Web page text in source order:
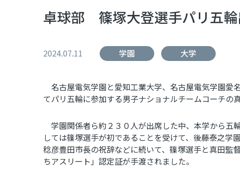
卓球部 篠塚大登選手パリ五
2024.07.11 学園 大学
名古屋電気学園と愛知工業大学、名古屋電気学園愛
てパリ五輪に参加する男子ナショナルチームコーチの
学園関係者ら約２３０人が出席した中、本学から五
しては篠塚選手が初であることを受けて、後藤泰之
稔彦豊田市長の祝辞などに続いて、篠塚選手と真田監
ちアスリート」認定証が手渡されました。